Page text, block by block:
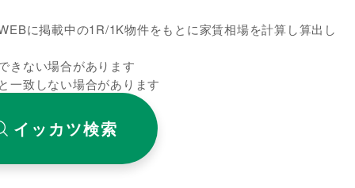
に掲載中の1R/1K物件をもとに家賃相場を計算し算出し
きない場合があります
一致しない場合があります
イッカツ検索